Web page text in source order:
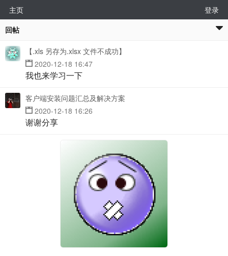
主页
登录
回帖
【.xls 另存为.xlsx 文件不成功】
2020-12-18 16:47
我也来学习一下
客户端安装问题汇总及解决方案
2020-12-18 16:26
谢谢分享